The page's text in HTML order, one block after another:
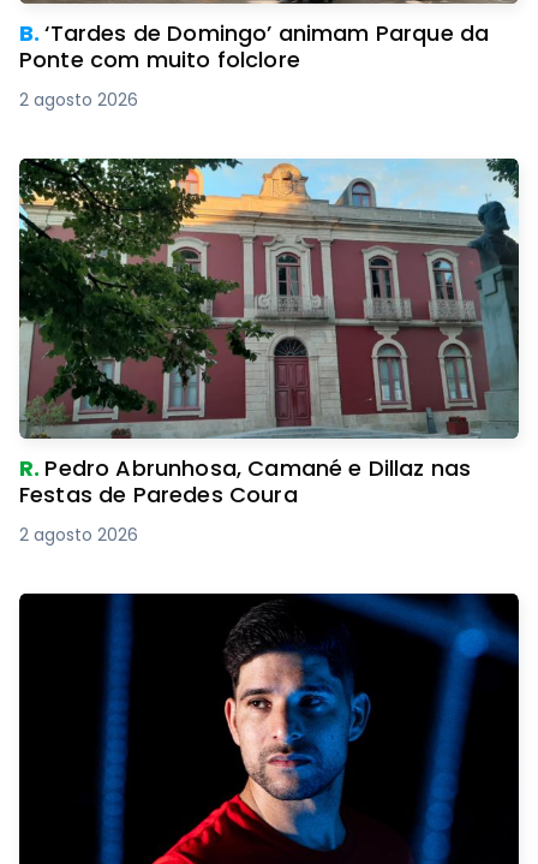
B.‘Tardes de Domingo’ animam Parque da
Ponte com muito folclore
2 agosto 2026
R. Pedro Abrunhosa, Camané e Dillaz nas
Festas de Paredes Coura
2 agosto 2026